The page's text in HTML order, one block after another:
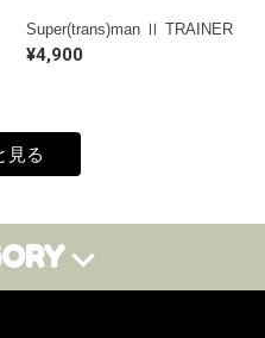
Super(trans)man Ⅱ TRAINER
¥4,900
見る